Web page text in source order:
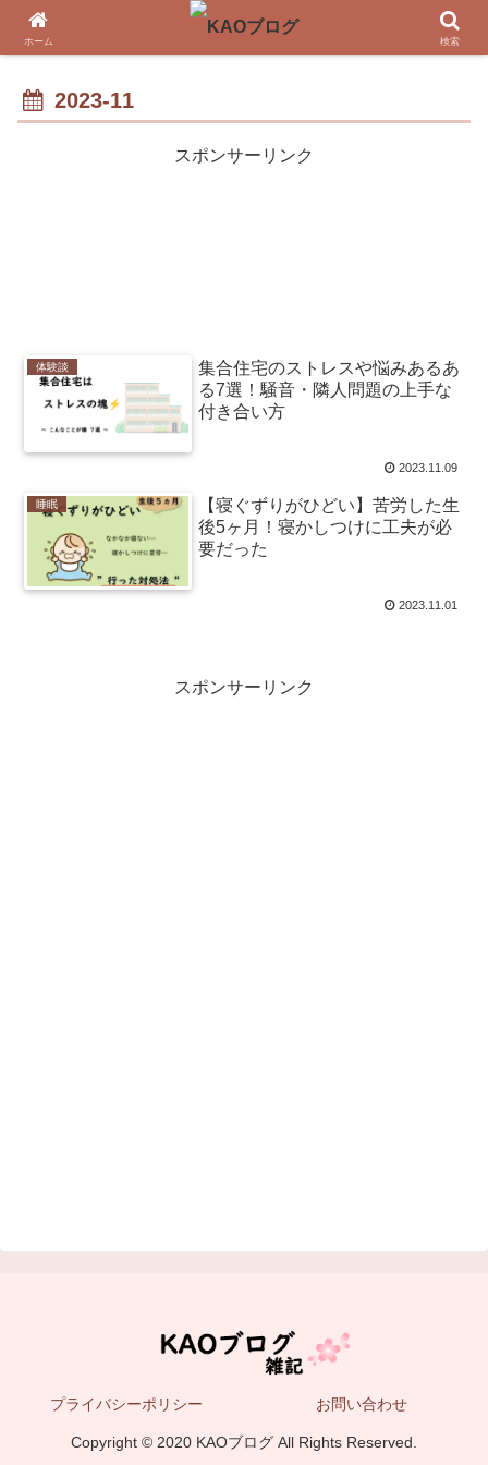
2023-11
スポンサーリンク
体験談
集合住宅のストレスや悩みあるあ
る7選！騒音・隣人問題の上手な
付き合い方
2023.11.09
睡眠
【寝ぐずりがひどい】苦労した生
後5ヶ月！寝かしつけに工夫が必
要だった
2023.11.01
スポンサーリンク
プライバシーポリシー お問い合わせ
Copyright © 2020 KAOブログ All Rights Reserved.
ホーム 検索